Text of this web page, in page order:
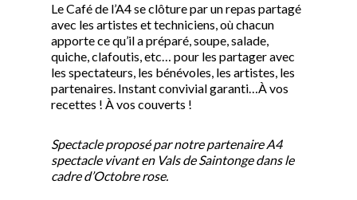
Le Café de l’A4 se clôture par un repas partagé
avec les artistes et techniciens, où chacun
apporte ce qu’il a préparé, soupe, salade,
quiche, clafoutis, etc… pour les partager avec
les spectateurs, les bénévoles, les artistes, les
partenaires. Instant convivial garanti…À vos
recettes ! À vos couverts !
Spectacle proposé par notre partenaire A4
spectacle vivant en Vals de Saintonge dans le
cadre d’Octobre rose.